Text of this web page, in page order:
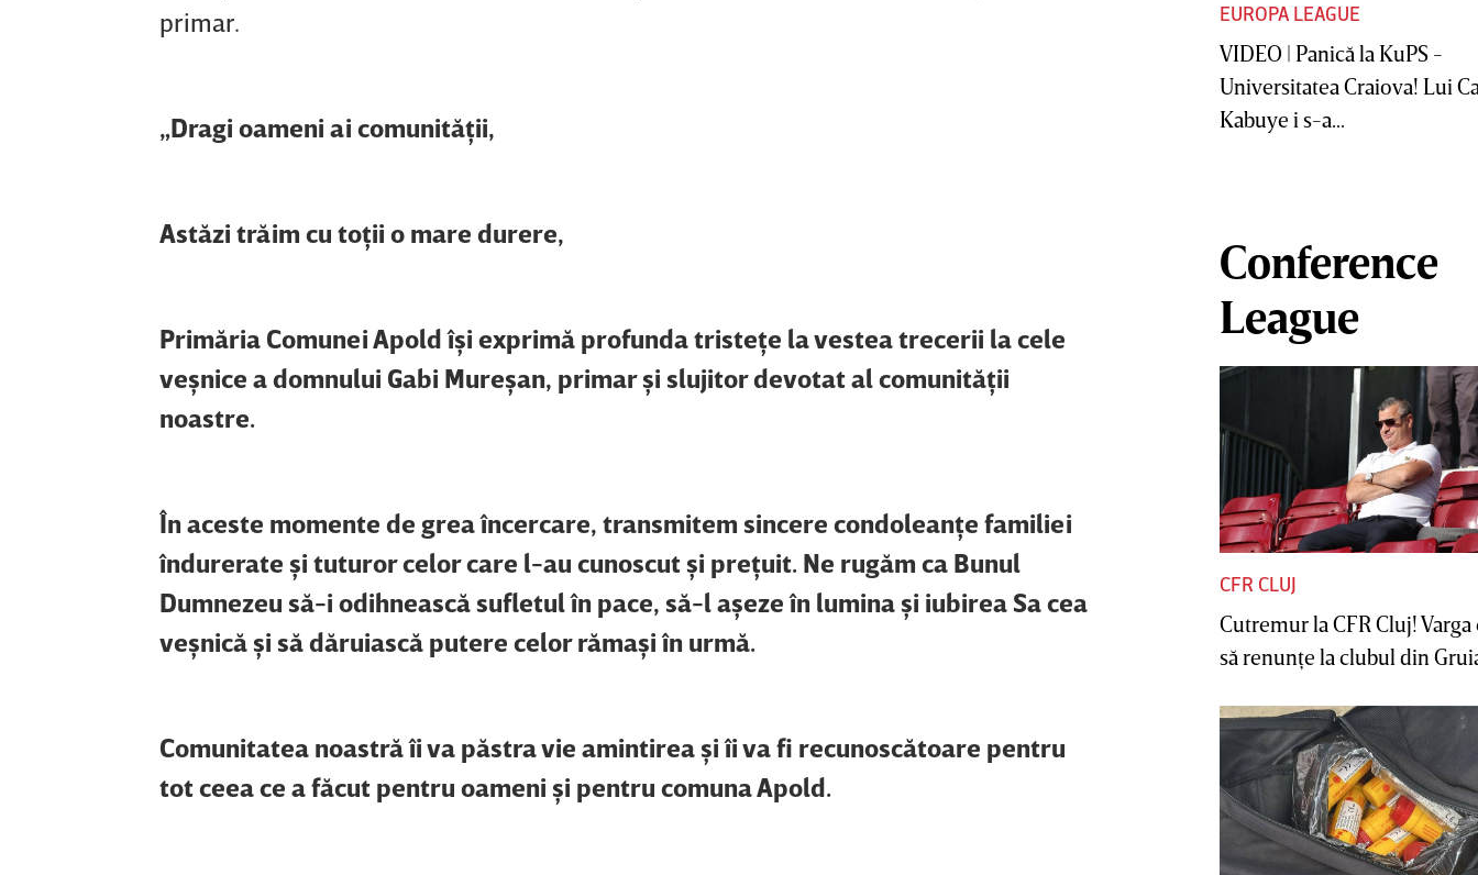
primar.
„Dragi oameni ai comunităţii,
Astăzi trăim cu toţii o mare durere,
Primăria Comunei Apold îşi exprimă profunda tristeţe la vestea trecerii la cele
veşnice a domnului Gabi Mureşan, primar şi slujitor devotat al comunităţii
noastre.
În aceste momente de grea încercare, transmitem sincere condoleanţe familiei
îndurerate şi tuturor celor care l-au cunoscut şi preţuit. Ne rugăm ca Bunul
Dumnezeu să-i odihnească sufletul în pace, să-l aşeze în lumina şi iubirea Sa cea
veşnică şi să dăruiască putere celor rămaşi în urmă.
Comunitatea noastră îi va păstra vie amintirea şi îi va fi recunoscătoare pentru
tot ceea ce a făcut pentru oameni şi pentru comuna Apold.
EUROPA LEAGUE
VIDEO | Panică la KuPS -
Universitatea Craiova! Lui
Kabuye i s-a...
Conference
League
CFR CLUJ
Cutremur la CFR Cluj! Varga
să renunţe la clubul din